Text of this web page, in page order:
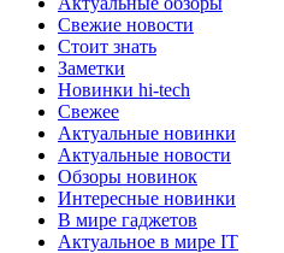
Свежие новости
Стоит знать
Заметки
Новинки hi-tech
Свежее
Актуальные новинки
Актуальные новости
Обзоры новинок
Интересные новинки
В мире гаджетов
Актуальное в мире IT